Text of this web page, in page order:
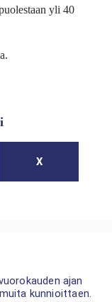
yli 40
X
ajan
kunnioittaen.